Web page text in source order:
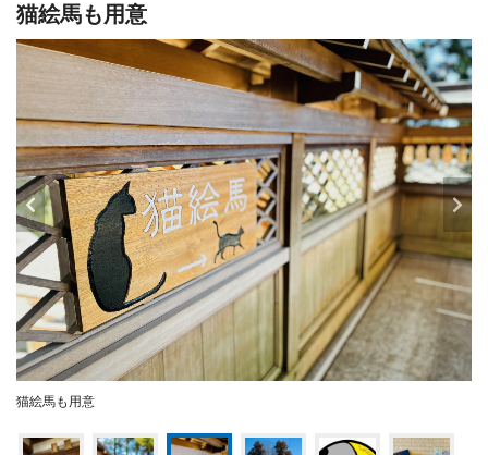
猫絵馬も用意
猫絵馬も用意